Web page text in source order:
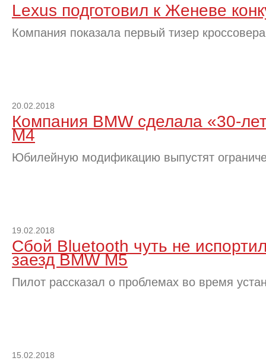
Lexus подготовил к Женеве
Компания показала первый тизер
20.02.2018
Компания BMW сделала «30-
M4
Юбилейную модификацию выпустят
19.02.2018
Сбой Bluetooth чуть не
заезд BMW M5
Пилот рассказал о проблемах во время
15.02.2018